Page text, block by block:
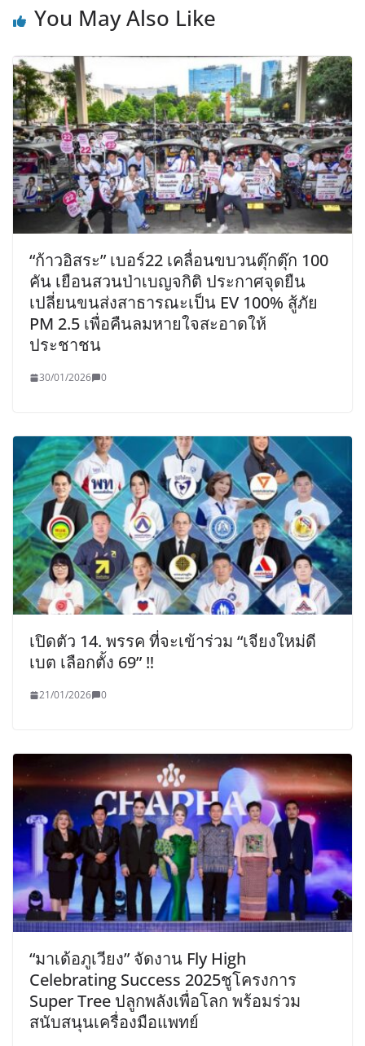
You May Also Like
“ก้าวอิสระ” เบอร์22 เคลื่อนขบวนตุ๊กตุ๊ก 100
คัน เยือนสวนป่าเบญจกิติ ประกาศจุดยืน
เปลี่ยนขนส่งสาธารณะเป็น EV 100% สู้ภัย
PM 2.5 เพื่อคืนลมหายใจสะอาดให้
ประชาชน
30/01/2026 0
เปิดตัว 14. พรรค ที่จะเข้าร่วม “เจียงใหม่ดี
เบต เลือกตั้ง 69” ‼️
21/01/2026 0
“มาเด้อภูเวียง” จัดงาน Fly High
Celebrating Success 2025ชูโครงการ
Super Tree ปลูกพลังเพื่อโลก พร้อมร่วม
สนับสนุนเครื่องมือแพทย์